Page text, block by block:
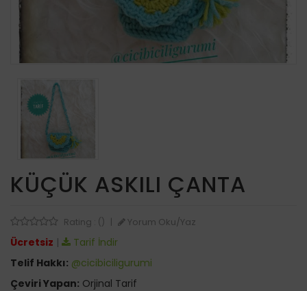
KÜÇÜK ASKILI ÇANTA
Rating : () Yorum Oku/Yaz
Ücretsiz |
Tarif İndir
Telif Hakkı: @cicibiciligurumi
Çeviri Yapan: Orjinal Tarif